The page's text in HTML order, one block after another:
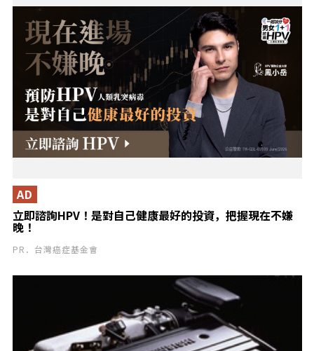
立即諮詢HPV！是對自己健康最好的投資，把握現在不嫌
晚！
AD
PR．台灣癌症基金會